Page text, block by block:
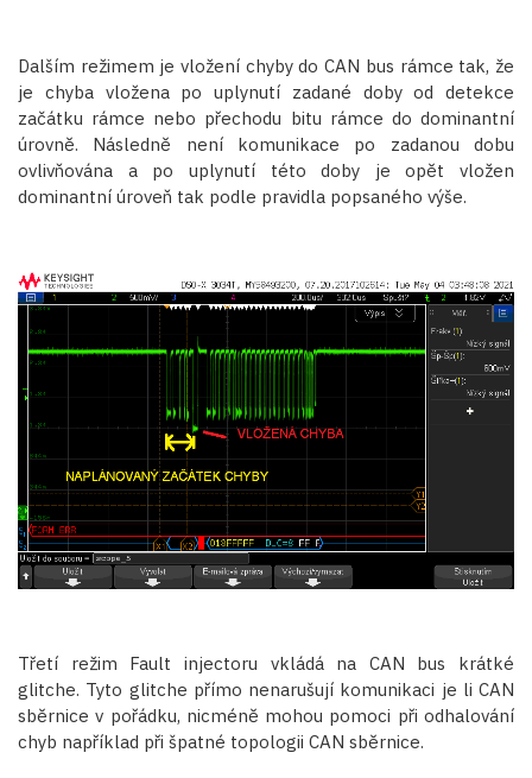
Dalším režimem je vložení chyby do CAN bus rámce tak, že
je chyba vložena po uplynutí zadané doby od detekce
začátku rámce nebo přechodu bitu rámce do dominantní
úrovně. Následně není komunikace po zadanou dobu
ovlivňována a po uplynutí této doby je opět vložen
dominantní úroveň tak podle pravidla popsaného výše.
Třetí režim Fault injectoru vkládá na CAN bus krátké
glitche. Tyto glitche přímo nenarušují komunikaci je li CAN
sběrnice v pořádku, nicméně mohou pomoci při odhalování
chyb například při špatné topologii CAN sběrnice.